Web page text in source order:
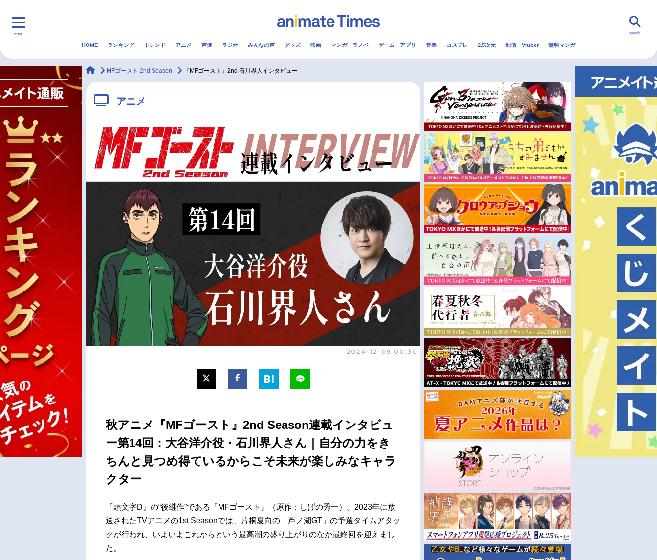
menu
マンガ・ラノベ ゲーム・アプリ 配信・Vtuber トレンド 無料マンガ
アニメ記事一覧
声優記事一覧
実写化映画一覧
男性声優/女性声優一覧
今期アニメ曜日別一覧
春アニメ
夏アニメ
秋アニメ
冬アニメ
search
HOME ランキング トレンド アニメ 声優 ラジオ みんなの声 グッズ 映画 マンガ・ラノベ ゲーム・アプリ 音楽 コスプレ 2.5次元 配信・Vtuber 無料マンガ
animateTimes
MFゴースト 2nd Season 『MFゴースト』2nd 石川界人インタビュー
アニメ
2024-12-09 00:30
秋アニメ『MFゴースト』2nd Season連載インタビュ
ー第14回：大谷洋介役・石川界人さん｜自分の力をき
ちんと見つめ得ているからこそ未来が楽しみなキャラ
クター
『頭文字D』の“後継作”である『MFゴースト』（原作：しげの秀一）。2023年に放
送されたTVアニメの1st Seasonでは、片桐夏向の「芦ノ湖GT」の予選タイムアタッ
クが行われ、いよいよこれからという最高潮の盛り上がりのなか最終回を迎えまし
た。